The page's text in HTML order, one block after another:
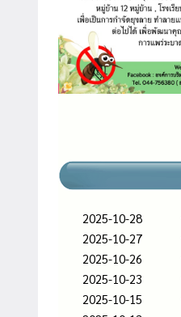
2025-10-28
2025-10-27
2025-10-26
2025-10-23
2025-10-15